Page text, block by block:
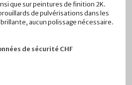
que sur peintures de finition 2K.
de pulvérisations dans les
aucun polissage nécessaire.
de sécurité CHF